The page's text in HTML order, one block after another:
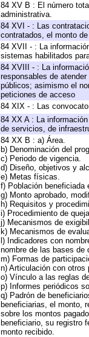
84 XV B : El número
administrativa.
84 XVI - : Las
contratados, el monto
84 XVII - : La
sistemas habilitados
84 XVIII - : La
responsables de
públicos; asimismo el
peticiones de acceso
84 XIX - : Las
84 XX A : La
de servicios, de
84 XX B : a) Área.
b) Denominación del
c) Periodo de vigencia.
d) Diseño, objetivos y
e) Metas físicas.
f) Población beneficiada
g) Monto aprobado,
h) Requisitos y
i) Procedimiento de
j) Mecanismos de
k) Mecanismos de
l) Indicadores con
nombre de las bases de
m) Formas de
n) Articulación con otros
o) Vínculo a las reglas
p) Informes periódicos
q) Padrón de
beneficiarias, el monto,
sobre los montos
beneficiario, su registro
monto recibido.